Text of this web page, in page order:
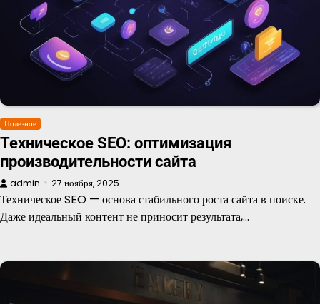
Полезное
Техническое SEO: оптимизация
производительности сайта
admin 27 ноября, 2025
Техническое SEO — основа стабильного роста сайта в поиске.
Даже идеальный контент не приносит результата,…